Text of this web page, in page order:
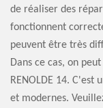
de réaliser des
fonctionnent
peuvent être très
Dans ce cas, on
RENOLDE 14.
et modernes.